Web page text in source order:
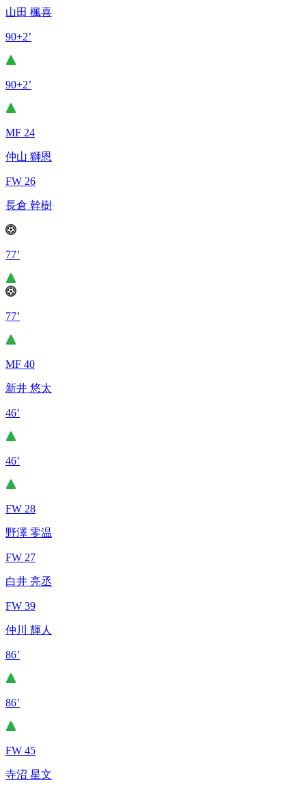
山田 楓喜
90+2’
90+2’
MF 24
仲山 獅恩
FW 26
長倉 幹樹
77’
77’
MF 40
新井 悠太
46’
46’
FW 28
野澤 零温
FW 27
白井 亮丞
FW 39
仲川 輝人
86’
86’
FW 45
寺沼 星文